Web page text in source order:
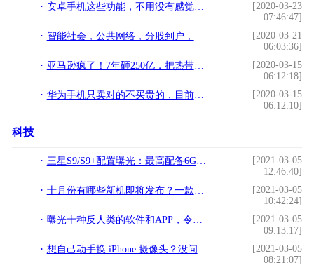
安卓手机这些功能，不用没有感觉，但用上就回不去了
[2020-03-23
07:46:47]
智能社会，公共网络，分股到户，全民持股.
[2020-03-21
06:03:36]
亚马逊疯了！7年砸250亿，把热带雨林“搬进”办公室
[2020-03-15
06:12:18]
华为手机只卖对的不买贵的，目前这三款就很不错，高配低价分量足
[2020-03-15
06:12:10]
科技
三星S9/S9+配置曝光：最高配备6GB内存!
[2021-03-05
12:46:40]
十月份有哪些新机即将发布？一款旗舰三部中端最亮眼!
[2021-03-05
10:42:24]
曝光十种反人类的软件和APP，令人发指!
[2021-03-05
09:13:17]
想自己动手换 iPhone 摄像头？没问题！!
[2021-03-05
08:21:07]